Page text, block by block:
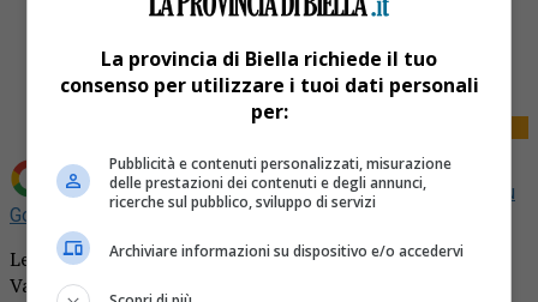
Tweet
Aggiungi La Provincia di Biella come Fonte preferita su
Google
Le grandi firme del tessile a fianco del nuovo liceo di
Valdilana.
La provincia di Biella richiede il tuo
consenso per utilizzare i tuoi dati personali
per:
Pubblicità e contenuti personalizzati, misurazione
delle prestazioni dei contenuti e degli annunci,
ricerche sul pubblico, sviluppo di servizi
Archiviare informazioni su dispositivo e/o accedervi